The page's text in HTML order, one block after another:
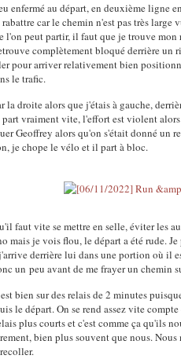
enfermé au départ, en deuxième ligne
car le chemin n'est pas très
l'on peut partir, il faut que je trouve mon
complètement bloqué derrière
pour arriver relativement bien
le trafic.
la droite alors que j'étais à gauche,
vraiment vite, l'effort est violent
Geoffrey alors qu'on s'était donné un
je chope le vélo et il part à bloc.
faut vite se mettre en selle, éviter les
mais je vois flou, le départ a été rude.
derrière lui dans une portion où il
un peu avant de me frayer un chemin
bien sur des relais de 2 minutes
le départ. On se rend assez vite
plus courts et c'est comme ça qu'ils
bien plus souvent que nous.